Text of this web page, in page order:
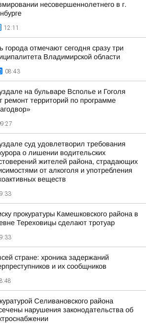
несовершеннолетнего в г.
12:11
города отмечают сегодня сразу три
Владимирской области
08:43
на бульваре Всполье и Гоголя
ремонт территорий по программе
суд удовлетворил требования
о лишении водительских
жителей района, страдающих
от алкоголя и употребления
веществ
прокуратуры Камешковского района в
Тереховицы сделают тротуар
стране: хроника задержаний
и их сообщников
Селивановского района
нарушения законодательства об